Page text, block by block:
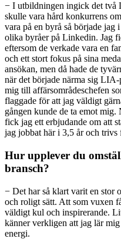
− I utbildningen ingick det två
skulle vara hård konkurrens
vara på en byrå så började
olika byråer på Linkedin. Jag
eftersom de verkade vara en
och ett stort fokus på sina
ansökan, men då hade de
när det började närma sig
mig till affärsområdeschefen
flaggade för att jag väldigt
gången kunde de ta emot mig.
fick jag ett erbjudande om att
jag jobbat här i 3,5 år och trivs
Hur upplever du
bransch?
− Det har så klart varit en stor
och roligt sätt. Att som vuxen
väldigt kul och inspirerande.
känner verkligen att jag lär
energi.